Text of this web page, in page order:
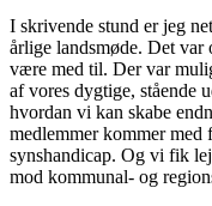
I skrivende stund er jeg
årlige landsmøde. Det
være med til. Der var
af vores dygtige, stående
hvordan vi kan skabe
medlemmer kommer
synshandicap. Og vi fik
mod kommunal- og